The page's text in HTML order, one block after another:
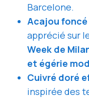
Barcelone.
Acajou
apprécié sur
Week de
et égérie
Cuivré doré
inspirée des